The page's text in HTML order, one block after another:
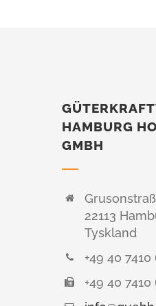
HAMBURG
GMBH
22113
Tyskland
+49 40 7410
+49 40